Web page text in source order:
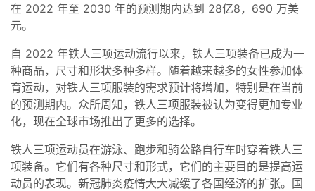
在 2022 年至 2030 年的预测期内达到 28亿8，690 万美
元。
自 2022 年铁人三项运动流行以来，铁人三项装备已成为一
种商品，尺寸和形状多种多样。随着越来越多的女性参加体
育运动，对铁人三项服装的需求预计将增加，特别是在当前
的预测期内。众所周知，铁人三项服装被认为变得更加专业
化，现在全球市场推出了更多的选择。
铁人三项运动员在游泳、跑步和骑公路自行车时穿着铁人三
项装备。它们有各种尺寸和形式，它们的主要目的是提高运
动员的表现。新冠肺炎疫情大大减缓了各国经济的扩张。国